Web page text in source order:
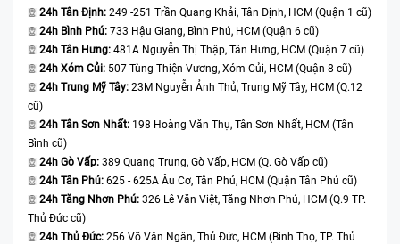
24h Tân Định: 249 -251 Trần Quang Khải, Tân Định, HCM (Quận 1 cũ)
24h Bình Phú: 733 Hậu Giang, Bình Phú, HCM (Quận 6 cũ)
24h Tân Hưng: 481A Nguyễn Thị Thập, Tân Hưng, HCM (Quận 7 cũ)
24h Xóm Củi: 507 Tùng Thiện Vương, Xóm Củi, HCM (Quận 8 cũ)
24h Trung Mỹ Tây: 23M Nguyễn Ảnh Thủ, Trung Mỹ Tây, HCM (Q.12
cũ)
24h Tân Sơn Nhất: 198 Hoàng Văn Thụ, Tân Sơn Nhất, HCM (Tân
Bình cũ)
24h Gò Vấp: 389 Quang Trung, Gò Vấp, HCM (Q. Gò Vấp cũ)
24h Tân Phú: 625 - 625A Âu Cơ, Tân Phú, HCM (Quận Tân Phú cũ)
24h Tăng Nhơn Phú: 326 Lê Văn Việt, Tăng Nhơn Phú, HCM (Q.9 TP.
Thủ Đức cũ)
24h Thủ Đức: 256 Võ Văn Ngân, Thủ Đức, HCM (Bình Thọ, TP. Thủ